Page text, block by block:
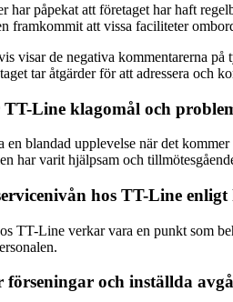
har påpekat att företaget har haft
framkommit att vissa faciliteter
visar de negativa kommentarerna
tar åtgärder för att adressera och
Line klagomål och
blandad upplevelse när det
har varit hjälpsam och
hos TT-Line enligt
TT-Line verkar vara en punkt som
och inställda